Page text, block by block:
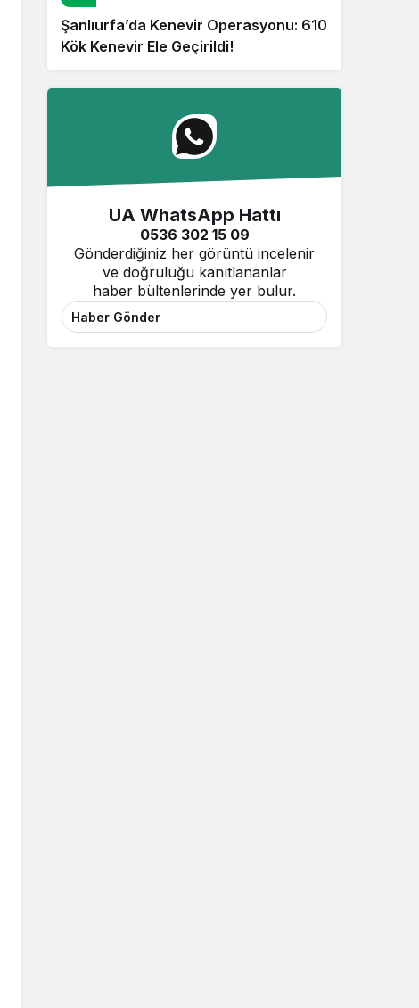
Şanlıurfa’da Kenevir Operasyonu: 610
Kök Kenevir Ele Geçirildi!
UA WhatsApp Hattı
0536 302 15 09
Gönderdiğiniz her görüntü incelenir
ve doğruluğu kanıtlananlar
haber bültenlerinde yer bulur.
Haber Gönder